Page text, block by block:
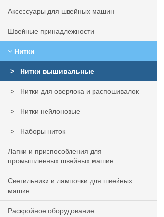
Аксессуары для швейных машин
Швейные принадлежности
Нитки
Нитки вышивальные
Нитки для оверлока и распошивалок
Нитки нейлоновые
Наборы ниток
Лапки и приспособления для
промышленных швейных машин
Светильники и лампочки для швейных
машин
Раскройное оборудование